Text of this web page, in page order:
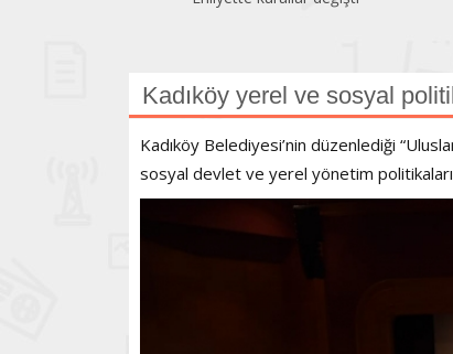
Kadıköy yerel ve sosyal
Kadıköy Belediyesi’nin düzenlediği
sosyal devlet ve yerel yönetim politikaları